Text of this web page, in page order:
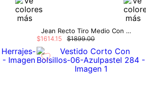
Jean Recto Tiro Medio Con Pañoleta
$1899.00
$1614.15